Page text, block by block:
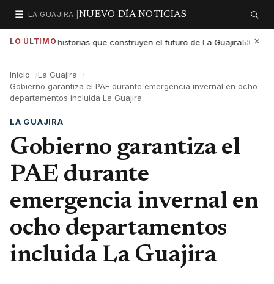
☰
Secciones
LA GUAJIRA | NUEVO DÍA NOTICIAS Buscar
LO ÚLTIMOlas historias que construyen el futuro de La Guajira5:01 PM
×
Inicio
La Guajira
Gobierno garantiza el PAE durante emergencia invernal en ocho
departamentos incluida La Guajira
LA GUAJIRA
Gobierno garantiza el
PAE durante
emergencia invernal en
ocho departamentos
incluida La Guajira